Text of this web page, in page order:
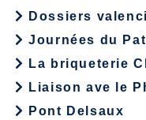
Dossiers
Journées du
La briqueterie
Liaison ave le
Pont Delsaux